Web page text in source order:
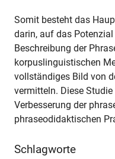
Somit besteht das
darin, auf das
Beschreibung der
korpuslinguistischen
vollständiges Bild von
vermitteln. Diese
Verbesserung der
phraseodidaktischen
Schlagworte